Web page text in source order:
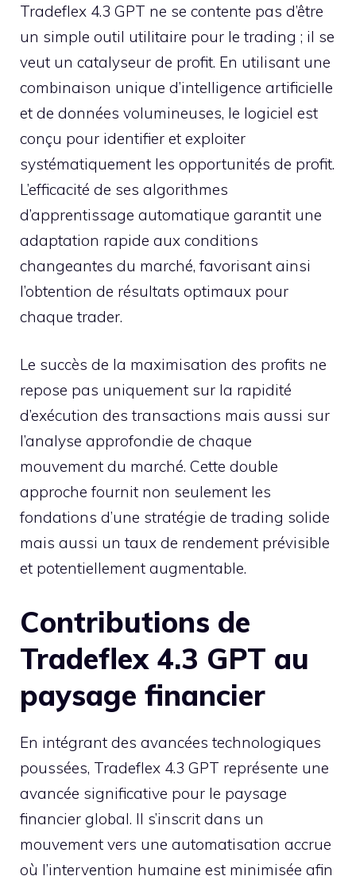
Tradeflex 4.3 GPT ne se contente pas d’être
un simple outil utilitaire pour le trading ; il se
veut un catalyseur de profit. En utilisant une
combinaison unique d’intelligence artificielle
et de données volumineuses, le logiciel est
conçu pour identifier et exploiter
systématiquement les opportunités de profit.
L’efficacité de ses algorithmes
d’apprentissage automatique garantit une
adaptation rapide aux conditions
changeantes du marché, favorisant ainsi
l’obtention de résultats optimaux pour
chaque trader.
Le succès de la maximisation des profits ne
repose pas uniquement sur la rapidité
d’exécution des transactions mais aussi sur
l’analyse approfondie de chaque
mouvement du marché. Cette double
approche fournit non seulement les
fondations d’une stratégie de trading solide
mais aussi un taux de rendement prévisible
et potentiellement augmentable.
Contributions de
Tradeflex 4.3 GPT au
paysage financier
En intégrant des avancées technologiques
poussées, Tradeflex 4.3 GPT représente une
avancée significative pour le paysage
financier global. Il s’inscrit dans un
mouvement vers une automatisation accrue
où l’intervention humaine est minimisée afin